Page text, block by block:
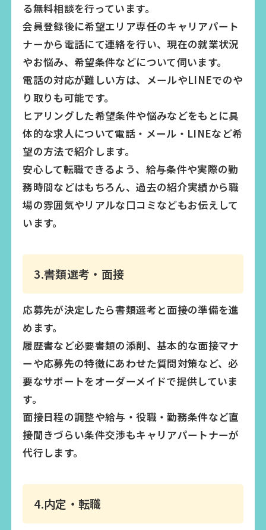
る無料相談を行っています。
会員登録後に希望エリア専任のキャリアパート
ナーから電話にて連絡を行い、現在の就業状況
やお悩み、希望条件などについて伺います。
電話の対応が難しい方は、メールやLINEでのや
り取りも可能です。
ヒアリングした希望条件や悩みなどをもとに具
体的な求人について電話・メール・LINEなど希
望の方法で紹介します。
安心して転職できるよう、給与条件や実際の勤
務時間などはもちろん、過去の紹介実績から職
場の雰囲気やリアルな口コミなどもお伝えして
います。
3.書類選考・面接
応募先が決定したら書類選考と面接の準備を進
めます。
履歴書など必要書類の添削、基本的な面接マナ
ーや応募先の特徴にあわせた質問対策など、必
要なサポートをオーダーメイドで提供していま
す。
面接日程の調整や給与・役職・勤務条件など直
接聞きづらい条件交渉もキャリアパートナーが
代行します。
4.内定・転職